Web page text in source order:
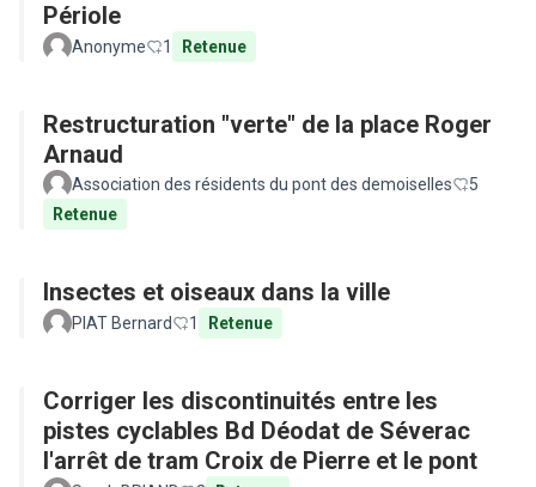
Périole
Anonyme 1 Retenue
Restructuration "verte" de la place Roger
Arnaud
Association des résidents du pont des demoiselles
5
Retenue
Insectes et oiseaux dans la ville
PIAT Bernard 1 Retenue
Corriger les discontinuités entre les
pistes cyclables Bd Déodat de Séverac
l'arrêt de tram Croix de Pierre et le pont